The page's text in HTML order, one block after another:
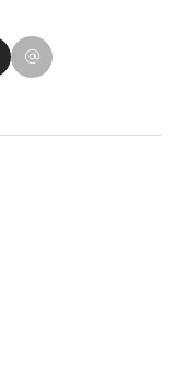
su Pinterest
su WhatsApp
Condividi su Email